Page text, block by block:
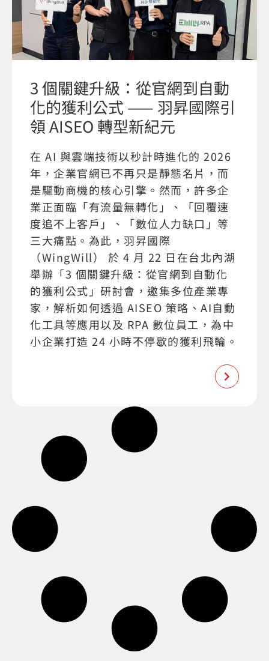
3 個關鍵升級：從官網到自動
化的獲利公式 —— 羽昇國際引
領 AISEO 轉型新紀元
在 AI 與雲端技術以秒計時進化的 2026
年，企業官網已不再只是靜態名片，而
是驅動商機的核心引擎。然而，許多企
業正面臨「有流量無轉化」、「回覆速
度追不上客戶」、「數位人力缺口」等
三大痛點。為此，羽昇國際
（WingWill） 於 4 月 22 日在台北內湖
舉辦「3 個關鍵升級：從官網到自動化
的獲利公式」研討會，邀集多位產業專
家，解析如何透過 AISEO 策略、AI自動
化工具等應用以及 RPA 數位員工，為中
小企業打造 24 小時不停歇的獲利飛輪。